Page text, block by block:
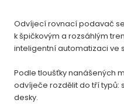
Odvíjecí rovnací podavač
k špičkovým a rozsáhlým
inteligentní automatizaci ve
Podle tloušťky nanášených
odvíječe rozdělit do tří typů:
desky.